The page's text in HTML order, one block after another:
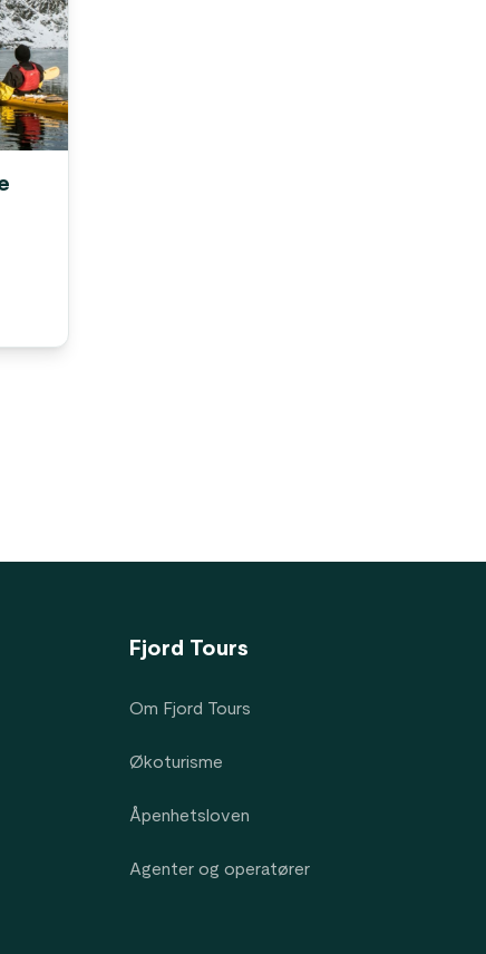
Fjord Tours
Om Fjord Tours
Økoturisme
Åpenhetsloven
Agenter og operatører